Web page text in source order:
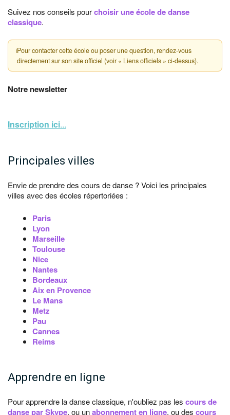
Suivez nos conseils pourchoisir une école de danse
classique.
ℹPour contacter cette école ou poser une question, rendez-vous
directement sur son site officiel (voir « Liens officiels » ci-dessus).
Notre newsletter
Inscription ici...
Principales villes
Envie de prendre des cours de danse ? Voici les principales
villes avec des écoles répertoriées :
Paris
Lyon
Marseille
Toulouse
Nice
Nantes
Bordeaux
Aix en Provence
Le Mans
Metz
Pau
Cannes
Reims
Apprendre en ligne
Pour apprendre la danse classique, n'oubliez pas les cours de
danse par Skype, ou unabonnement en ligne, ou des cours